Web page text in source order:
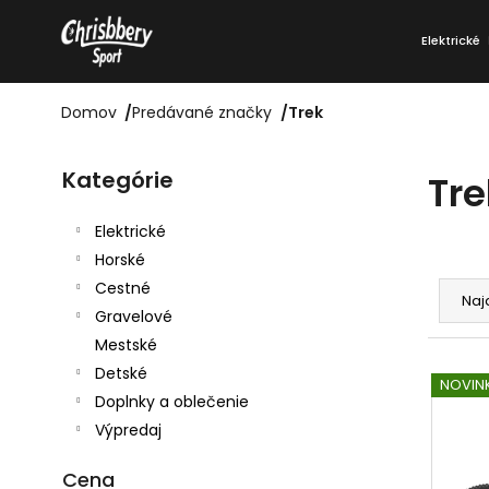
Elektrické
Domov /Predávané značky /Trek
kategórie
Kategórie
Elektrické
Horské
Cestné
Gravelové
Mestské
Detské
Doplnky a oblečenie
Výpredaj
Cena
R
a
e
V
š
Späť
obchodu
Späť
obchodu